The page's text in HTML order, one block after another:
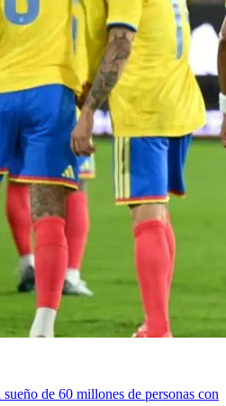
de 60 millones de personas con